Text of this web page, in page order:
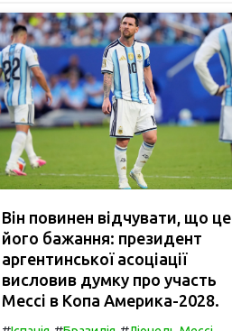
Він повинен відчувати, що це
його бажання: президент
аргентинської асоціації
висловив думку про участь
Мессі в Копа Америка-2028.